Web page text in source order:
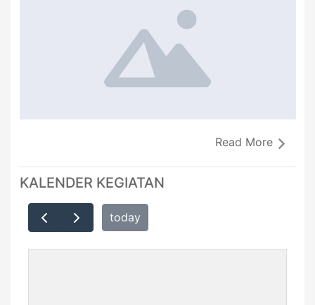
Read More
KALENDER KEGIATAN
today